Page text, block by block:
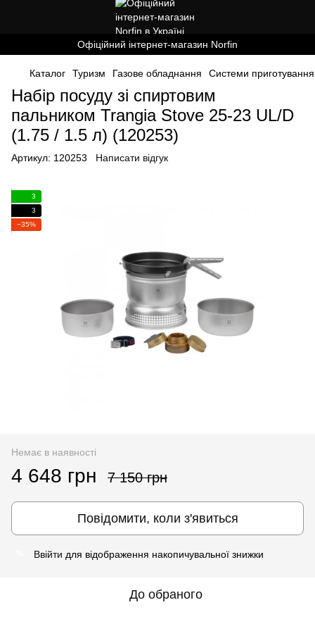
Офіційний інтернет-магазин Norfin
Каталог Туризм Газове обладнання Системи приготування
Набір посуду зі спиртовим
пальником Trangia Stove 25-23 UL/D
(1.75 / 1.5 л) (120253)
Артикул: 120253 Написати відгук
3
3
−35%
Немає в наявності
4 648 грн 7 150 грн
Повідомити, коли з'явиться
Ввійти для відображення накопичувальної знижки
До обраного